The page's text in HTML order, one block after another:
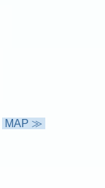
MAP ≫